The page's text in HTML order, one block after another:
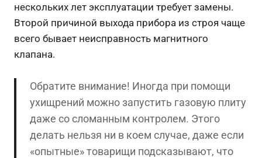
нескольких лет эксплуатации требует замены.
Второй причиной выхода прибора из строя чаще
всего бывает неисправность магнитного
клапана.
Обратите внимание! Иногда при помощи
ухищрений можно запустить газовую плиту
даже со сломанным контролем. Этого
делать нельзя ни в коем случае, даже если
«опытные» товарищи подсказывают, что